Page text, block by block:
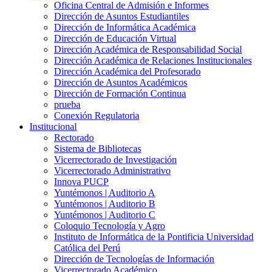
Oficina Central de Admisión e Informes
Dirección de Asuntos Estudiantiles
Dirección de Informática Académica
Dirección de Educación Virtual
Dirección Académica de Responsabilidad Social
Dirección Académica de Relaciones Institucionales
Dirección Académica del Profesorado
Dirección de Asuntos Académicos
Dirección de Formación Continua
prueba
Conexión Regulatoria
Institucional
Rectorado
Sistema de Bibliotecas
Vicerrectorado de Investigación
Vicerrectorado Administrativo
Innova PUCP
Yuntémonos | Auditorio A
Yuntémonos | Auditorio B
Yuntémonos | Auditorio C
Coloquio Tecnología y Agro
Instituto de Informática de la Pontificia Universidad
Católica del Perú
Dirección de Tecnologías de Información
Vicerrectorado Académico